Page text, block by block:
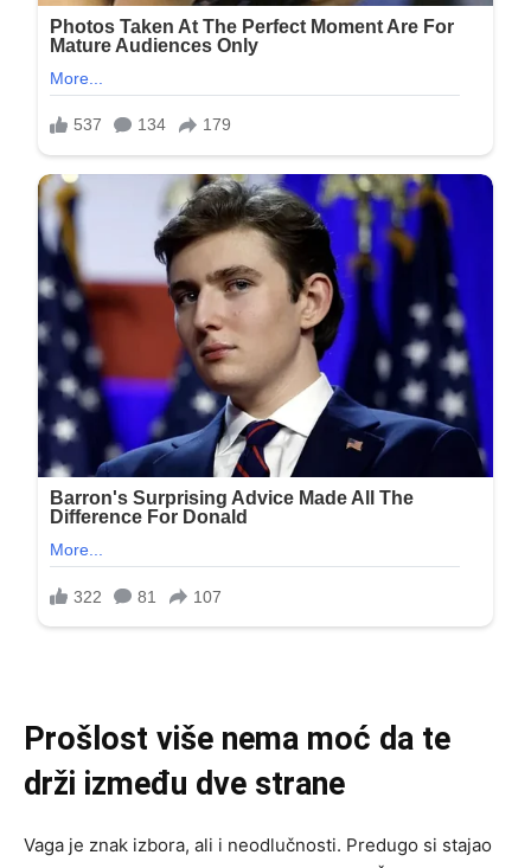
Prošlost više nema moć da te
drži između dve strane
Vaga je znak izbora, ali i neodlučnosti. Predugo si stajao